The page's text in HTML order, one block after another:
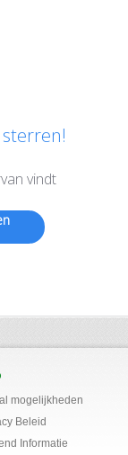
vindt
mogelijkheden
Beleid
Informatie